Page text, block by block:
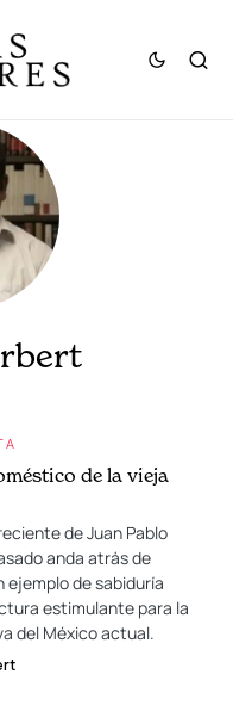
de la vieja
de Juan Pablo
anda atrás de
ejemplo de sabiduría
estimulante para la
del México actual.